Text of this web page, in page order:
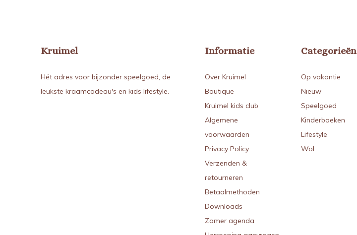
Kruimel
Hét adres voor bijzonder speelgoed, de
leukste kraamcadeau's en kids lifestyle.
Informatie
Over Kruimel
Boutique
Kruimel kids club
Algemene
voorwaarden
Privacy Policy
Verzenden &
retourneren
Betaalmethoden
Downloads
Zomer agenda
Categorieën
Op vakantie
Nieuw
Speelgoed
Kinderboeken
Lifestyle
Wol